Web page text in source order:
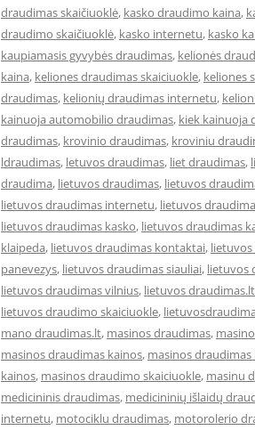
draudimas skaičiuoklė, kasko draudimo kaina,
draudimo skaičiuoklė, kasko internetu, kasko
kaupiamasis gyvybės draudimas, kelionės
kaina, keliones draudimas skaiciuokle, keliones
draudimas, kelionių draudimas internetu,
kainuoja automobilio draudimas, kiek kainuoja
draudimas, krovinio draudimas, kroviniu
ldraudimas, letuvos draudimas, liet draudimas,
draudima, lietuvos draudimas, lietuvos
lietuvos draudimas internetu, lietuvos
lietuvos draudimas kasko, lietuvos draudimas
klaipeda, lietuvos draudimas kontaktai, lietuvos
panevezys, lietuvos draudimas siauliai, lietuvos
lietuvos draudimas vilnius, lietuvos draudimas.lt
lietuvos draudimo skaiciuokle,
mano draudimas.lt, masinos draudimas,
masinos draudimas kainos, masinos
kainos, masinos draudimo skaiciuokle, masinu
medicininis draudimas, medicininių išlaidų
internetu, motociklu draudimas, motorolerio